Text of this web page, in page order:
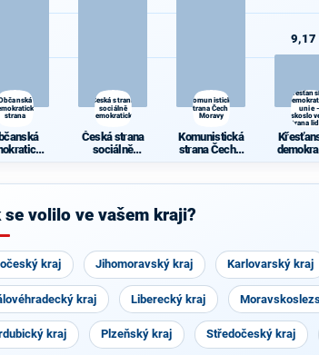
strana
Česká strana
sociálně
demokratická
Česká strana
sociálně
Komunistická
strana Čech a
Moravy
Komunistická
strana Čech a
9,17
unie -
strana
ká
se volilo ve vašem kraji?
kraj Jihomoravský kraj Karlovarský kraj
kraj Liberecký kraj
kraj Plzeňský kraj Středočeský kraj